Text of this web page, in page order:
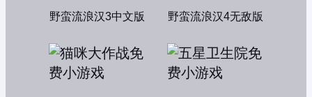
野蛮流浪汉3中文版 野蛮流浪汉4无敌版